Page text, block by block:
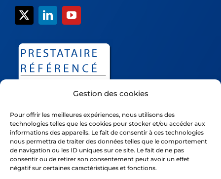
Gestion des cookies
Pour offrir les meilleures expériences, nous utilisons des
technologies telles que les cookies pour stocker et/ou accéder aux
informations des appareils. Le fait de consentir à ces technologies
nous permettra de traiter des données telles que le comportement
de navigation ou les ID uniques sur ce site. Le fait de ne pas
consentir ou de retirer son consentement peut avoir un effet
négatif sur certaines caractéristiques et fonctions.
Déessi est un nom commercial de la société Ivision, société
par actions simplifiée inscrite au R.C.S. de Nanterre sous le
numéro Siret 42354185300093 , dont le siège social est